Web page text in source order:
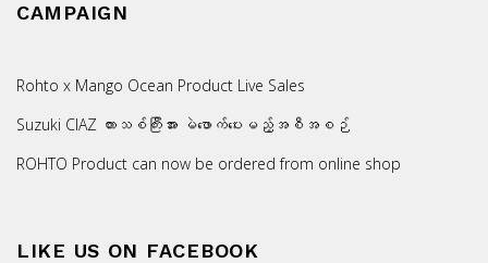
CAMPAIGN
Rohto x Mango Ocean Product Live Sales
Suzuki CIAZ ကားသစ်ကြီးအား မဲဖောက်ပေးမည့်အစီအစဉ်
ROHTO Product can now be ordered from online shop
LIKE US ON FACEBOOK